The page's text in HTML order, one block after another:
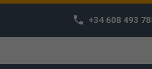
+34 608 493